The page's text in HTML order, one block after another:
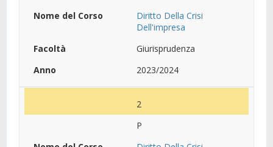
Diritto Della Crisi
Dell'impresa
Giurisprudenza
2023/2024
2
P